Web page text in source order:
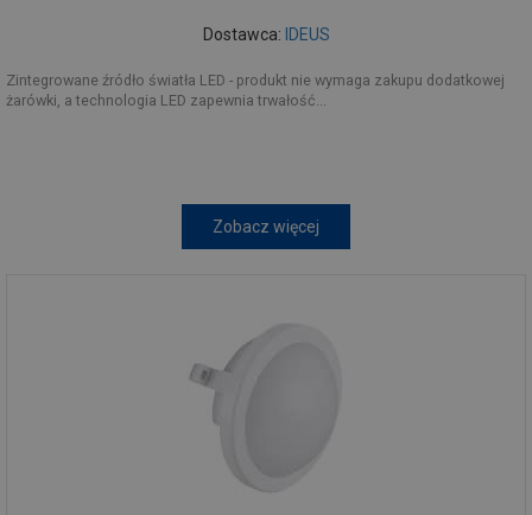
Dostawca: IDEUS
Zintegrowane źródło światła LED - produkt nie wymaga zakupu dodatkowej
żarówki, a technologia LED zapewnia trwałość...
Zobacz więcej